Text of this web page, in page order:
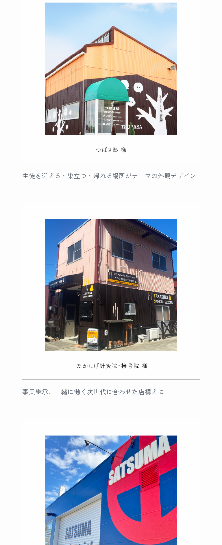
生徒を迎える・巣立つ・帰れる場所がテーマの外観デザイン
事業継承、一緒に働く次世代に合わせた店構えに